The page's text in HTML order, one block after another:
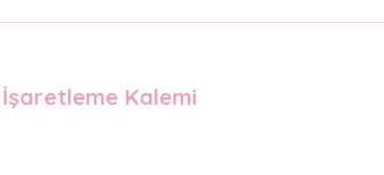
Kalemi